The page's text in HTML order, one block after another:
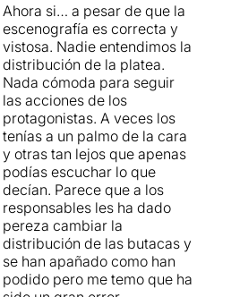
Ahora si… a pesar de que la
escenografía es correcta y
vistosa. Nadie entendimos la
distribución de la platea.
Nada cómoda para seguir
las acciones de los
protagonistas. A veces los
tenías a un palmo de la cara
y otras tan lejos que apenas
podías escuchar lo que
decían. Parece que a los
responsables les ha dado
pereza cambiar la
distribución de las butacas y
se han apañado como han
podido pero me temo que ha